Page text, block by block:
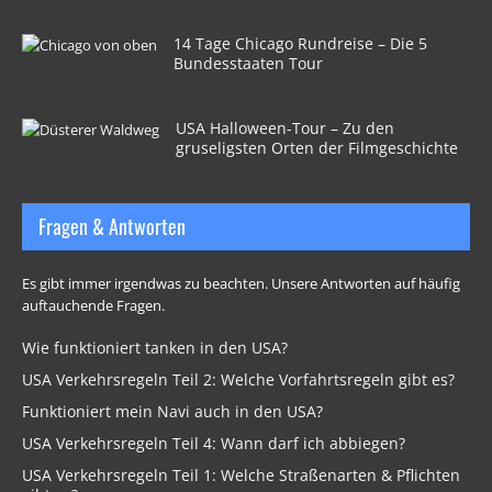
14 Tage Chicago Rundreise – Die 5
Bundesstaaten Tour
USA Halloween-Tour – Zu den
gruseligsten Orten der Filmgeschichte
Fragen & Antworten
Es gibt immer irgendwas zu beachten. Unsere Antworten auf häufig
auftauchende Fragen.
Wie funktioniert tanken in den USA?
USA Verkehrsregeln Teil 2: Welche Vorfahrtsregeln gibt es?
Funktioniert mein Navi auch in den USA?
USA Verkehrsregeln Teil 4: Wann darf ich abbiegen?
USA Verkehrsregeln Teil 1: Welche Straßenarten & Pflichten